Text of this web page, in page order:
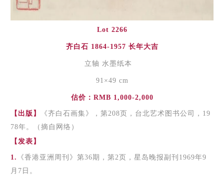
Lot 2266
齐白石 1864-1957 长年大吉
立轴 水墨纸本
91×49 cm
估价：RMB 1,000-2,000
【出版】
《齐白石画集》，第208页，台北艺术图书公司，19
78年。（摘自网络）
【发表】
1. 《香港亚洲周刊》第36期，第2页，星岛晚报副刊1969年9
月7日。